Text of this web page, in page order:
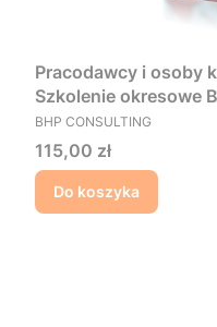
Pracodawcy i osoby
Szkolenie okresowe
PRODUCENT
BHP CONSULTING
Cena
115,00 zł
Do koszyka